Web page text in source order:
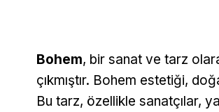
Bohem, bir sanat ve tarz
çıkmıştır. Bohem estetiği,
Bu tarz, özellikle sanatçılar,